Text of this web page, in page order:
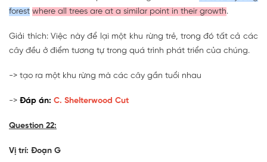
forest where all trees are at a similar point in their growth.
Giải thích: Việc này để lại một khu rừng trẻ, trong đó tất cả các
cây đều ở điểm tương tự trong quá trình phát triển của chúng.
-> tạo ra một khu rừng mà các cây gần tuổi nhau
-> Đáp án: C. Shelterwood Cut
Question 22:
Vị trí: Đoạn G